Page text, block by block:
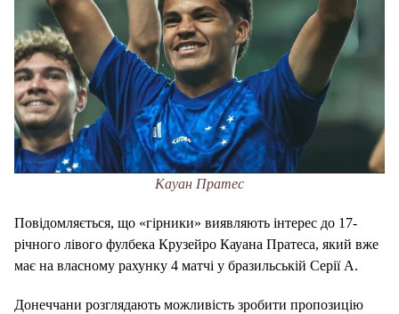
Кауан Пратес
Повідомляється, що «гірники» виявляють інтерес до 17-
річного лівого фулбека Крузейро Кауана Пратеса, який вже
має на власному рахунку 4 матчі у бразильській Серії А.
Донеччани розглядають можливість зробити пропозицію